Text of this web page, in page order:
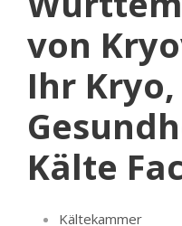
von
Ihr Kryo,
Kälte
Kältekammer